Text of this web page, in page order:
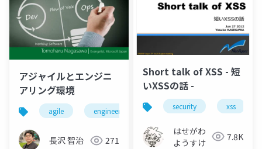
アジャイルとエンジニ
アリング環境
agile engineering visual studio tfs
長沢 智治 271
Short talk of XSS - 短
いXSSの話 -
security xss
はせがわ
ようすけ
7.8K